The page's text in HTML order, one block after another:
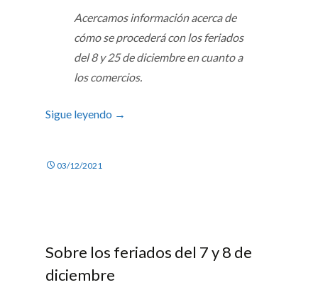
Acercamos información acerca de
cómo se procederá con los feriados
del 8 y 25 de diciembre en cuanto a
los comercios.
Sigue leyendo →
03/12/2021
Sobre los feriados del 7 y 8 de
diciembre